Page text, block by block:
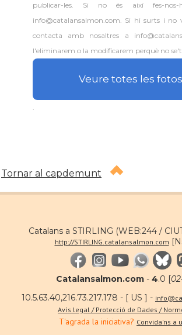
publicar-les. Si no és així fes-
info@catalansalmon.com. Si hi surts i no
contacta amb nosaltres a
l'eliminarem o la modificarem perquè no
Veure totes les fotos
Tornar al capdemunt
Catalans a STIRLING (WEB:244 /
http://STIRLING.catalansalmon.com
Catalansalmon.com - 4.0 [
10.5.63.40,216.73.217.178 - [ US ] -
Avís legal / Protecció de Dades /
T'agrada la iniciativa? Convida'ns a